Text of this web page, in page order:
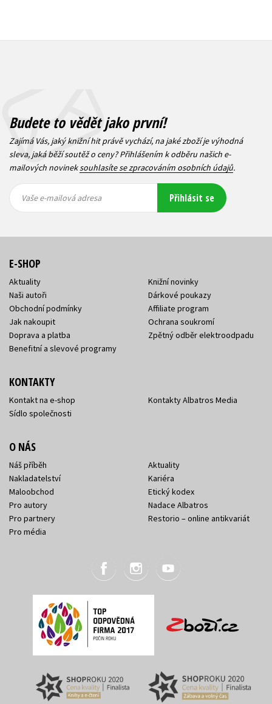
Budete to vědět jako první!
Zajímá Vás, jaký knižní hit právě vychází, na jaké zboží je výhodná
sleva, jaká běží soutěž o ceny? Přihlášením k odběru našich e-
mailových novineksouhlasíte se zpracováním osobních údajů.
mailová
mailová
Vaše e-mailová adresa Přihlásit se
E-SHOP
Aktuality
Naši autoři
Obchodní podmínky
Jak nakoupit
Doprava a platba
Benefitní a slevové programy
Knižní novinky
Dárkové poukazy
Affiliate program
Ochrana soukromí
Zpětný odběr elektroodpadu
KONTAKTY
Kontakt na e-shop
Sídlo společnosti
Kontakty Albatros Media
O NÁS
Náš příběh
Nakladatelství
Maloobchod
Pro autory
Pro partnery
Pro média
Aktuality
Kariéra
Etický kodex
Nadace Albatros
Restorio – online antikvariát